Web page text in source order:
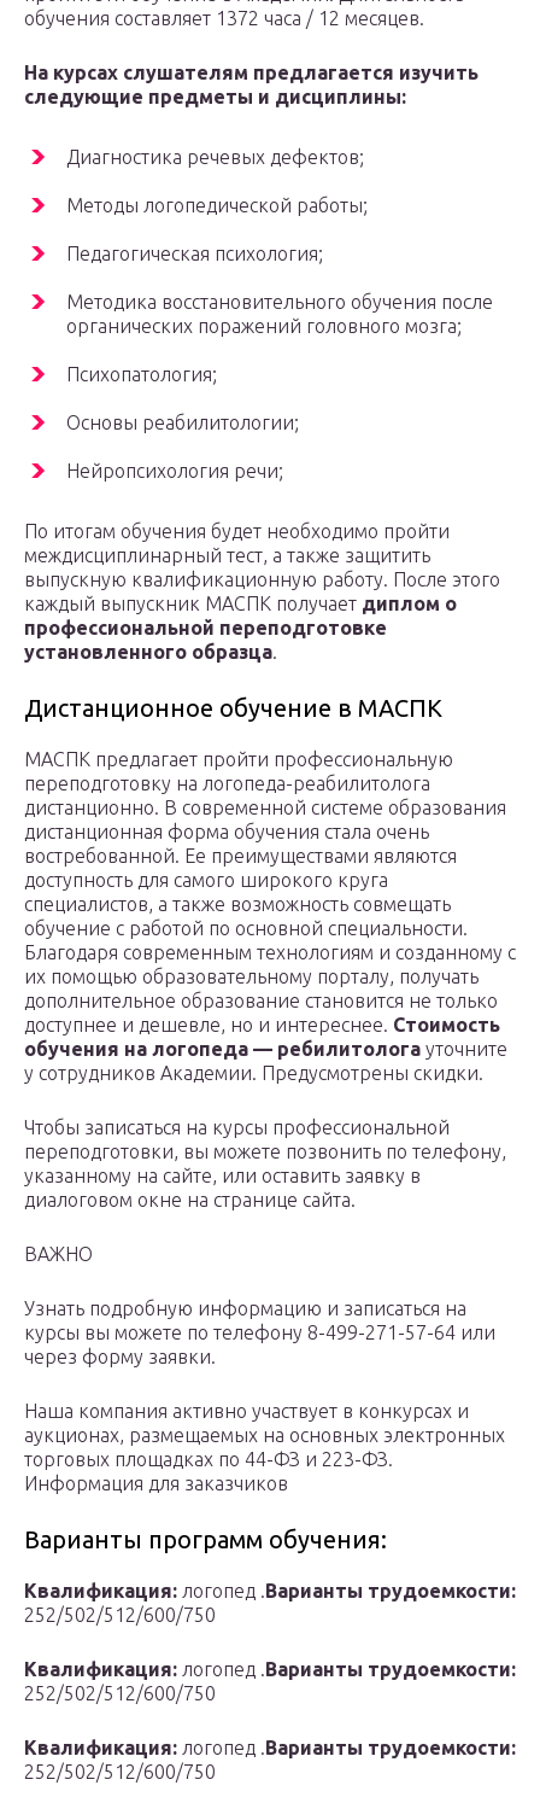
обучения составляет 1372 часа / 12 месяцев.
На курсах слушателям предлагается изучить
следующие предметы и дисциплины:
Диагностика речевых дефектов;
Методы логопедической работы;
Педагогическая психология;
Методика восстановительного обучения после
органических поражений головного мозга;
Психопатология;
Основы реабилитологии;
Нейропсихология речи;
По итогам обучения будет необходимо пройти
междисциплинарный тест, а также защитить
выпускную квалификационную работу. После этого
каждый выпускник МАСПК получает диплом о
профессиональной переподготовке
установленного образца.
Дистанционное обучение в МАСПК
МАСПК предлагает пройти профессиональную
переподготовку на логопеда-реабилитолога
дистанционно. В современной системе образования
дистанционная форма обучения стала очень
востребованной. Ее преимуществами являются
доступность для самого широкого круга
специалистов, а также возможность совмещать
обучение с работой по основной специальности.
Благодаря современным технологиям и созданному с
их помощью образовательному порталу, получать
дополнительное образование становится не только
доступнее и дешевле, но и интереснее. Стоимость
обучения на логопеда — ребилитолога уточните
у сотрудников Академии. Предусмотрены скидки.
Чтобы записаться на курсы профессиональной
переподготовки, вы можете позвонить по телефону,
указанному на сайте, или оставить заявку в
диалоговом окне на странице сайта.
ВАЖНО
Узнать подробную информацию и записаться на
курсы вы можете по телефону 8-499-271-57-64 или
через форму заявки.
Наша компания активно участвует в конкурсах и
аукционах, размещаемых на основных электронных
торговых площадках по 44-ФЗ и 223-ФЗ.
Информация для заказчиков
Варианты программ обучения:
Квалификация: логопед .Варианты трудоемкости:
252/502/512/600/750
Квалификация: логопед .Варианты трудоемкости:
252/502/512/600/750
Квалификация: логопед .Варианты трудоемкости:
252/502/512/600/750